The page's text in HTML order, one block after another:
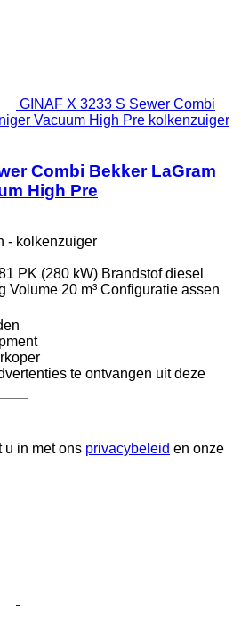
GINAF X 3233 S Sewer Combi
Vacuum High Pre kolkenzuiger
Combi Bekker LaGram
High Pre
- kolkenzuiger
PK (280 kW) Brandstof diesel
Volume 20 m³ Configuratie assen
te ontvangen uit deze
u in met ons privacybeleid en onze